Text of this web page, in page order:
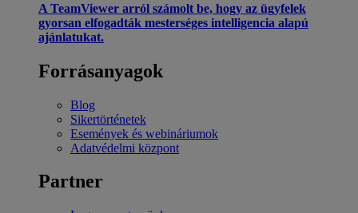
A TeamViewer arról számolt be, hogy az ügyfelek
gyorsan elfogadták mesterséges intelligencia alapú
ajánlatukat.
Forrásanyagok
Blog
Sikertörténetek
Események és webináriumok
Adatvédelmi központ
Partner